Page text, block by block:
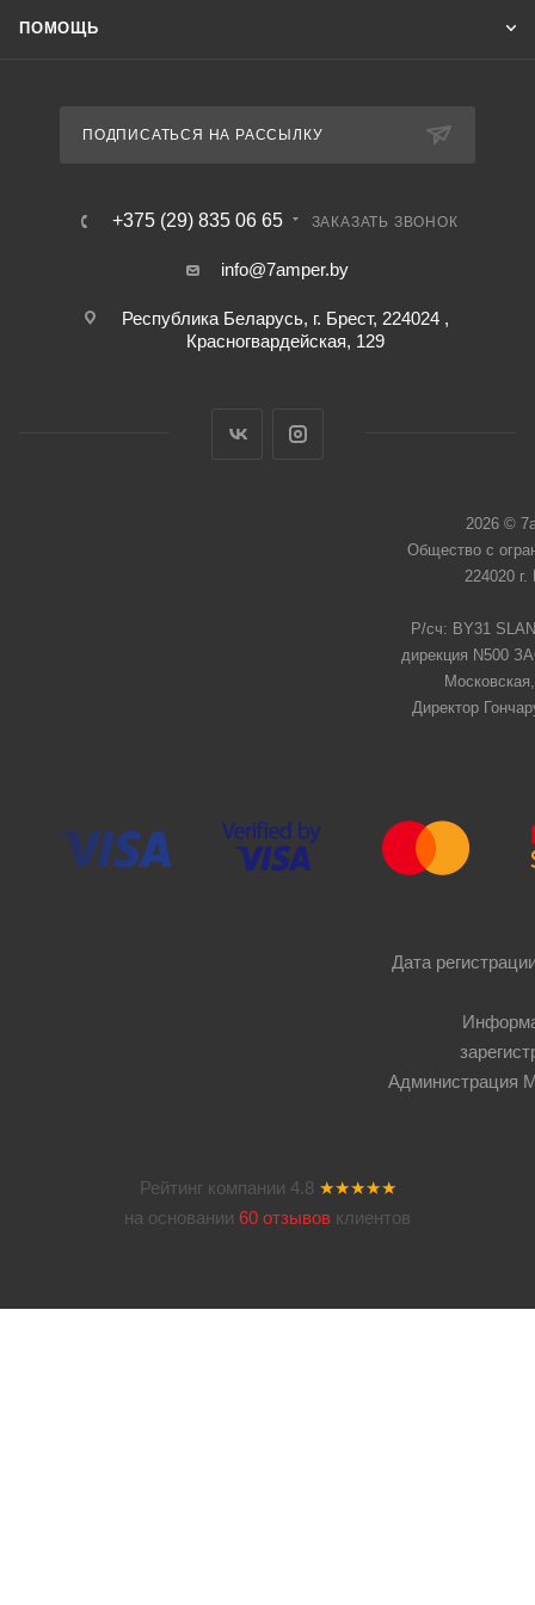
ПОМОЩЬ
ПОДПИСАТЬСЯ НА РАССЫЛКУ
+375 (29) 835 06 65 ЗАКАЗАТЬ ЗВОНОК
info@7amper.by
Республика Беларусь, г. Брест, 224024 ,
Красногвардейская, 129
2026 ©
Общество с
224020
Р/сч: BY31
дирекция N500
Директор
Дата
Администрация
Рейтинг компании 4.8 ★★★★★
на основании 60 отзывов клиентов